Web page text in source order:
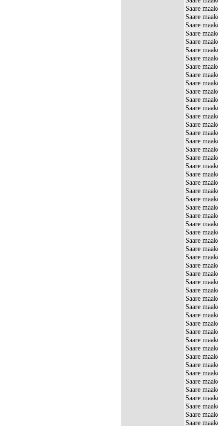
Saare
Saare
Saare
Saare
Saare
Saare
Saare
Saare
Saare
Saare
Saare
Saare
Saare
Saare
Saare
Saare
Saare
Saare
Saare
Saare
Saare
Saare
Saare
Saare
Saare
Saare
Saare
Saare
Saare
Saare
Saare
Saare
Saare
Saare
Saare
Saare
Saare
Saare
Saare
Saare
Saare
Saare
Saare
Saare
Saare
Saare
Saare
Saare
Saare
Saare
Saare